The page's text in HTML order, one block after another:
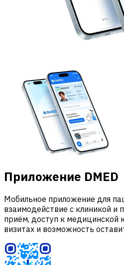
Приложение DMED
Мобильное приложение для
взаимодействие с клиникой и
приём, доступ к медицинской
визитах и возможность